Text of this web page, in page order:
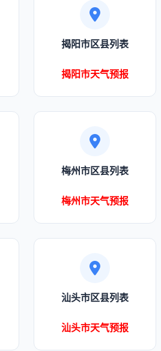
揭阳市区县列表
揭阳市天气预报
梅州市区县列表
梅州市天气预报
汕头市区县列表
汕头市天气预报